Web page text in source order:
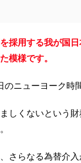
採用する我が国
模様です。
のニューヨーク時
しくないという
さらなる為替介